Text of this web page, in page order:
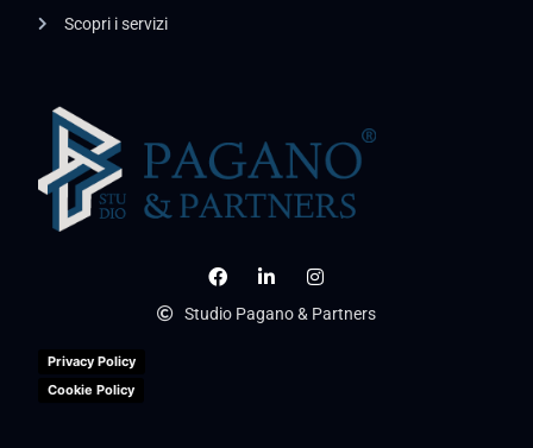
Studio Pagano & Partners
Privacy Policy
Cookie Policy
Scopri i servizi